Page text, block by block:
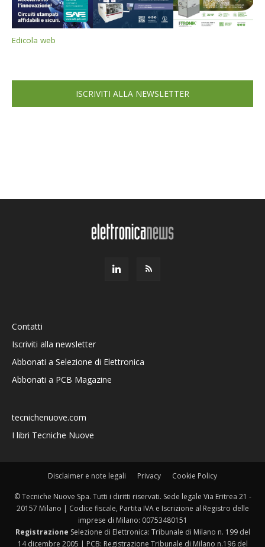
Edicola web
ISCRIVITI ALLA NEWSLETTER
Contatti
Iscriviti alla newsletter
Abbonati a Selezione di Elettronica
Abbonati a PCB Magazine
tecnichenuove.com
I libri Tecniche Nuove
Disclaimer e note legali Privacy Cookie Policy
© Tecniche Nuove Spa. Tutti i diritti riservati. Sede legale Via Eritrea 21 -
20157 Milano | Codice fiscale, Partita IVA e Iscrizione al Registro delle
imprese di Milano: 00753480151
Registrazione Selezione di Elettronica: Tribunale di Milano n. 199 del
14 dicembre 2005 | PCB: Registrazione Tribunale di Milano n.196 del